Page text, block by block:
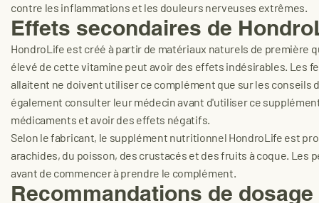
contre les inflammations et les douleurs nerveuses extrêmes.
Effets secondaires de
HondroLife est créé à partir de matériaux naturels de première
élevé de cette vitamine peut avoir des effets indésirables. Les
allaitent ne doivent utiliser ce complément que sur les
également consulter leur médecin avant d'utiliser ce
médicaments et avoir des effets négatifs.
Selon le fabricant, le supplément nutritionnel HondroLife est
arachides, du poisson, des crustacés et des fruits à coque.
avant de commencer à prendre le complément.
Recommandations de